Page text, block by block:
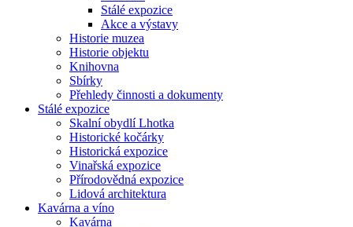
Stálé expozice
Akce a výstavy
Historie muzea
Historie objektu
Knihovna
Sbírky
Přehledy činnosti a dokumenty
Stálé expozice
Skalní obydlí Lhotka
Historické kočárky
Historická expozice
Vinařská expozice
Přírodovědná expozice
Lidová architektura
Kavárna a víno
Kavárna